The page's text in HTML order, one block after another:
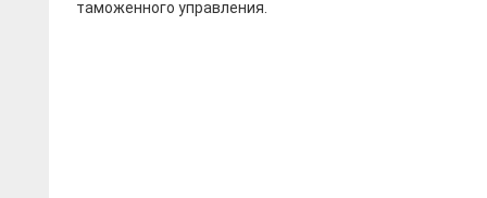
таможенного управления.